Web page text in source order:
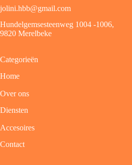
jolini.hbb@gmail.com
Hundelgemsesteenweg 1004 -1006,
9820 Merelbeke
Categorieën
Home
Over ons
Diensten
Accesoires
Contact